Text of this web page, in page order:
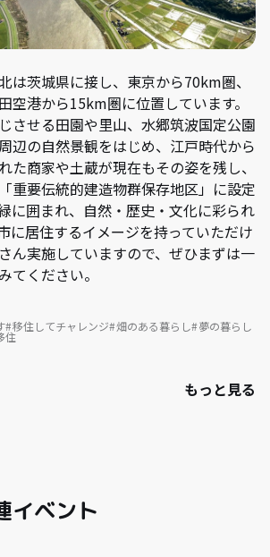
は茨城県に接し、東京から70km圏、
空港から15km圏に位置しています。
させる田園や里山、水郷筑波国定公園
辺の自然景観をはじめ、江戸時代から
た商家や土蔵が現在もその姿を残し、
重要伝統的建造物群保存地区」に設定
に囲まれ、自然・歴史・文化に彩られ
に居住するイメージを持っていただけ
ん実施していますので、ぜひまずは一
てください。
移住してチャレンジ 畑のある暮らし 夢の暮らし
住
もっと見る
イベント